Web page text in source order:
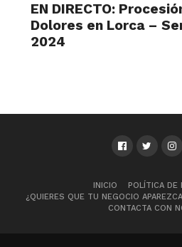
EN DIRECTO:
Dolores en Lorca –
2024
INICIO
POLÍTICA DE
¿QUIERES QUE TU NEGOCIO
CONTACTA CON